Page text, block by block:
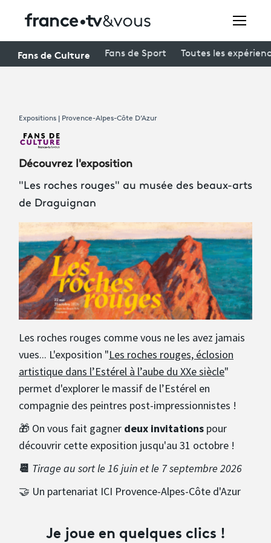
connexion
Avantages fidélité
Creators
À la une
À votre écoute
Productions et innovation
Programme tv
Fans de Culture Fans de Sport Toutes les
Expositions | Provence-Alpes-Côte D’Azur
Découvrez l'exposition
"Les roches rouges" au musée des beaux-arts
de Draguignan
Les roches rouges comme vous ne les avez jamais
vues... L'exposition "Les roches rouges, éclosion
artistique dans l’Estérel à l’aube du XXe siècle"
permet d'explorer le massif de l’Estérel en
compagnie des peintres post-impressionnistes !
🎁 On vous fait gagner deux invitations pour
découvrir cette exposition jusqu'au 31 octobre !
📆 Tirage au sort le 16 juin et le 7 septembre 2026
🤝 Un partenariat ICI Provence-Alpes-Côte d'Azur
Je joue en quelques clics !